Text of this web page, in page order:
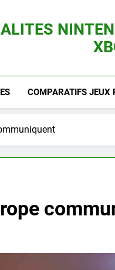
COMPARATIFS JEUX